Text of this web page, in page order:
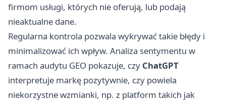
firmom usługi, których nie oferują, lub podają
nieaktualne dane.
Regularna kontrola pozwala wykrywać takie błędy i
minimalizować ich wpływ. Analiza sentymentu w
ramach audytu GEO pokazuje, czy ChatGPT
interpretuje markę pozytywnie, czy powiela
niekorzystne wzmianki, np. z platform takich jak